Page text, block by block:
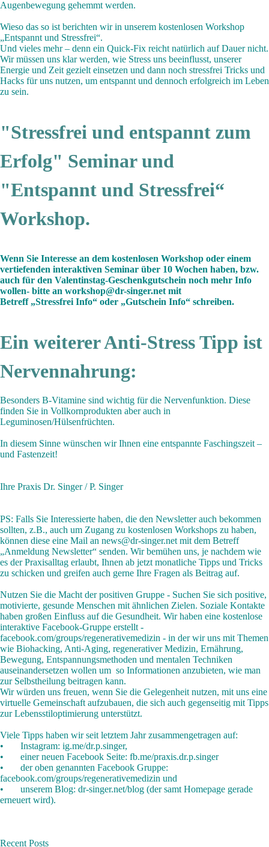
Augenbewegung gehemmt werden.
Wieso das so ist berichten wir in unserem kostenlosen Workshop
„Entspannt und Stressfrei“.
Und vieles mehr – denn ein Quick-Fix reicht natürlich auf Dauer nicht.
Wir müssen uns klar werden, wie Stress uns beeinflusst, unserer
Energie und Zeit gezielt einsetzen und dann noch stressfrei Tricks und
Hacks für uns nutzen, um entspannt und dennoch erfolgreich im Leben
zu sein.
"Stressfrei und entspannt zum
Erfolg" Seminar und
"Entspannt und Stressfrei“
Workshop.
Wenn Sie Interesse an dem kostenlosen Workshop oder einem
vertiefenden interaktiven Seminar über 10 Wochen haben, bzw.
auch für den Valentinstag-Geschenkgutschein noch mehr Info
wollen- bitte an workshop@dr-singer.net mit
Betreff „Stressfrei Info“ oder „Gutschein Info“ schreiben.
Ein weiterer Anti-Stress Tipp ist
Nervennahrung:
Besonders B-Vitamine sind wichtig für die Nervenfunktion. Diese
finden Sie in Vollkornprodukten aber auch in
Leguminosen/Hülsenfrüchten.
In diesem Sinne wünschen wir Ihnen eine entspannte Faschingszeit –
und Fastenzeit!
Ihre Praxis Dr. Singer / P. Singer
PS: Falls Sie Interessierte haben, die den Newsletter auch bekommen
sollten, z.B., auch um Zugang zu kostenlosen Workshops zu haben,
können diese eine Mail an news@dr-singer.net mit dem Betreff
„Anmeldung Newsletter“ senden. Wir bemühen uns, je nachdem wie
es der Praxisalltag erlaubt, Ihnen ab jetzt monatliche Tipps und Tricks
zu schicken und greifen auch gerne Ihre Fragen als Beitrag auf.
Nutzen Sie die Macht der positiven Gruppe - Suchen Sie sich positive,
motivierte, gesunde Menschen mit ähnlichen Zielen. Soziale Kontakte
haben großen Einfluss auf die Gesundheit. Wir haben eine kostenlose
interaktive Facebook-Gruppe erstellt -
facebook.com/groups/regenerativemedizin - in der wir uns mit Themen
wie Biohacking, Anti-Aging, regenerativer Medizin, Ernährung,
Bewegung, Entspannungsmethoden und mentalen Techniken
auseinandersetzen wollen um so Informationen anzubieten, wie man
zur Selbstheilung beitragen kann.
Wir würden uns freuen, wenn Sie die Gelegenheit nutzen, mit uns eine
virtuelle Gemeinschaft aufzubauen, die sich auch gegenseitig mit Tipps
zur Lebensstiloptimierung unterstützt.
Viele Tipps haben wir seit letztem Jahr zusammengetragen auf:
• Instagram: ig.me/dr.p.singer,
• einer neuen Facebook Seite: fb.me/praxis.dr.p.singer
• der oben genannten Facebook Gruppe:
facebook.com/groups/regenerativemedizin und
• unserem Blog: dr-singer.net/blog (der samt Homepage gerade
erneuert wird).
Recent Posts